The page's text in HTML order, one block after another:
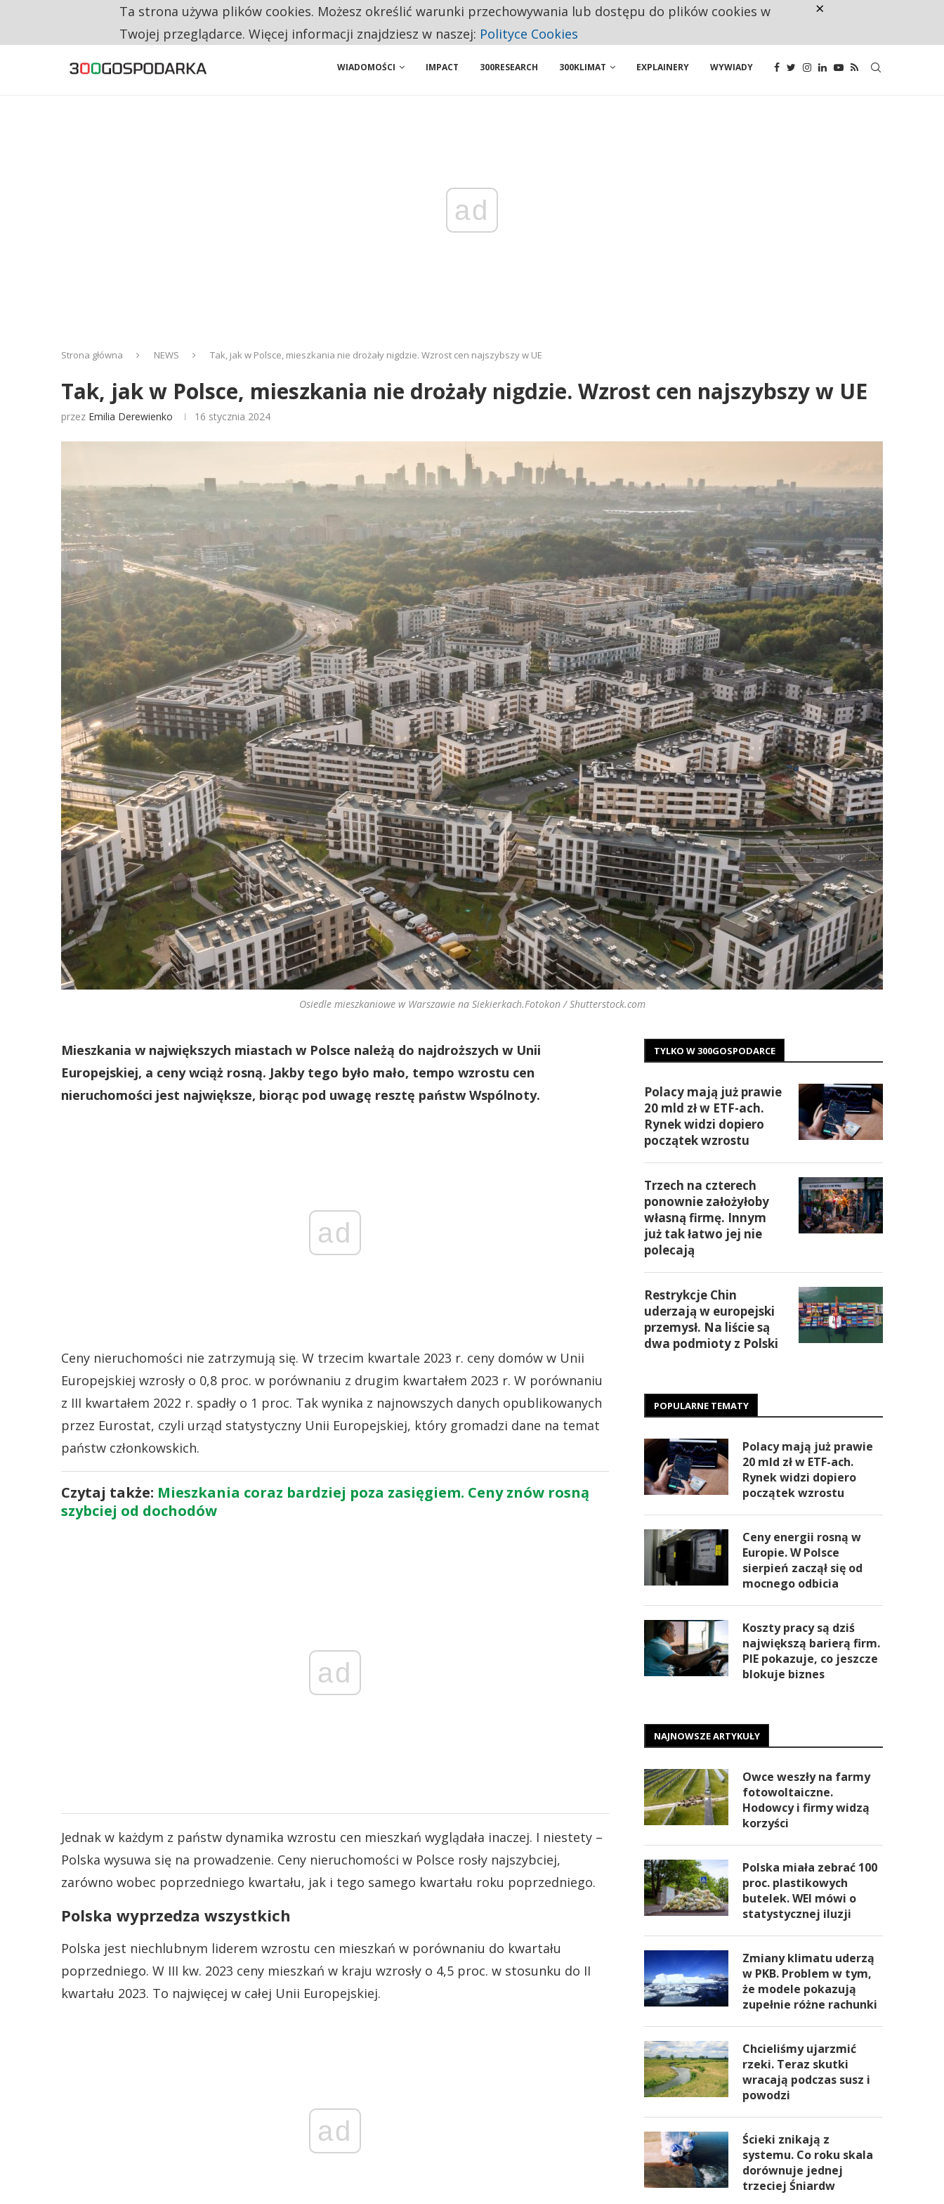
RESTRYKCJE CHIN UDERZAJĄ W EUROPEJSKI PRZEMYSŁ. NA LIŚCIE SĄ DWA PODMIOTY Z POLSKI
WIADOMOŚCI IMPACT 300RESEARCH 300KLIMAT EXPLAINERY WYWIADY
ad
Strona główna NEWS Tak, jak w Polsce, mieszkania nie drożały nigdzie. Wzrost cen najszybszy w UE
Tak, jak w Polsce, mieszkania nie drożały nigdzie. Wzrost cen najszybszy w UE
przez Emilia Derewienko 16 stycznia 2024
Osiedle mieszkaniowe w Warszawie na Siekierkach.Fotokon / Shutterstock.com
Mieszkania w największych miastach w Polsce należą do najdroższych w Unii
Europejskiej, a ceny wciąż rosną. Jakby tego było mało, tempo wzrostu cen
nieruchomości jest największe, biorąc pod uwagę resztę państw Wspólnoty.
ad
Ceny nieruchomości nie zatrzymują się. W trzecim kwartale 2023 r. ceny domów w Unii
Europejskiej wzrosły o 0,8 proc. w porównaniu z drugim kwartałem 2023 r. W porównaniu
z III kwartałem 2022 r. spadły o 1 proc. Tak wynika z najnowszych danych opublikowanych
przez Eurostat, czyli urząd statystyczny Unii Europejskiej, który gromadzi dane na temat
państw członkowskich.
Czytaj także: Mieszkania coraz bardziej poza zasięgiem. Ceny znów rosną
szybciej od dochodów
ad
Jednak w każdym z państw dynamika wzrostu cen mieszkań wyglądała inaczej. I niestety –
Polska wysuwa się na prowadzenie. Ceny nieruchomości w Polsce rosły najszybciej,
zarówno wobec poprzedniego kwartału, jak i tego samego kwartału roku poprzedniego.
Polska wyprzedza wszystkich
Polska jest niechlubnym liderem wzrostu cen mieszkań w porównaniu do kwartału
poprzedniego. W III kw. 2023 ceny mieszkań w kraju wzrosły o 4,5 proc. w stosunku do II
kwartału 2023. To najwięcej w całej Unii Europejskiej.
ad
TYLKO W 300GOSPODARCE
Polacy mają już prawie
20 mld zł w ETF-ach.
Rynek widzi dopiero
początek wzrostu
Trzech na czterech
ponownie założyłoby
własną firmę. Innym
już tak łatwo jej nie
polecają
Restrykcje Chin
uderzają w europejski
przemysł. Na liście są
dwa podmioty z Polski
POPULARNE TEMATY
Polacy mają już prawie
20 mld zł w ETF-ach.
Rynek widzi dopiero
początek wzrostu
Ceny energii rosną w
Europie. W Polsce
sierpień zaczął się od
mocnego odbicia
Koszty pracy są dziś
największą barierą firm.
PIE pokazuje, co jeszcze
blokuje biznes
NAJNOWSZE ARTYKUŁY
Owce weszły na farmy
fotowoltaiczne.
Hodowcy i firmy widzą
korzyści
Polska miała zebrać 100
proc. plastikowych
butelek. WEI mówi o
statystycznej iluzji
Zmiany klimatu uderzą
w PKB. Problem w tym,
że modele pokazują
zupełnie różne rachunki
Chcieliśmy ujarzmić
rzeki. Teraz skutki
wracają podczas susz i
powodzi
Ścieki znikają z
systemu. Co roku skala
dorównuje jednej
trzeciej Śniardw
Ta strona używa plików cookies. Możesz określić warunki przechowywania lub dostępu do plików cookies w
Twojej przeglądarce. Więcej informacji znajdziesz w naszej: Polityce Cookies
×